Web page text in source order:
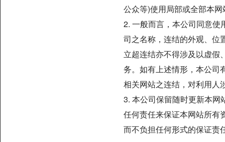
公众等)使用局部或全部本
2. 一般而言，本公司同意使
司之名称，连结的外观、位
立超连结亦不得涉及以虚假
务。如有上述情形，本公司
相关网站之连结，对利用人
3. 本公司保留随时更新本网
任何责任来保证本网站所有
而不负担任何形式的保证责